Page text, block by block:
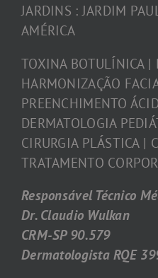
JARDINS : JARDIM
AMÉRICA
TOXINA BOTULÍNICA |
HARMONIZAÇÃO
PREENCHIMENTO
DERMATOLOGIA
CIRURGIA PLÁSTICA |
TRATAMENTO
Responsável Técnico
Dr. Claudio Wulkan
CRM-SP 90.579
Dermatologista RQE